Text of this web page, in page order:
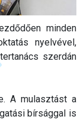
minden
nyelvével,
szerdán
A mulasztást a
bírsággal is